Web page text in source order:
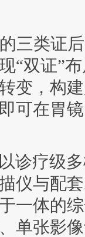
三类证
“双证”
变，构
可在胃
诊疗级
仪与配
一体的
单张影